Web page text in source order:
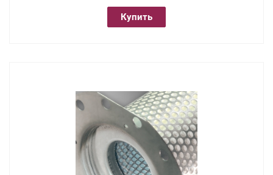
Купить